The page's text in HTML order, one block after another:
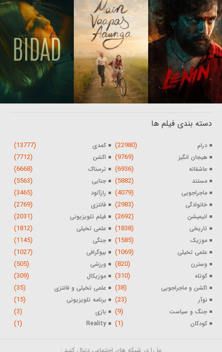
دسته بندی فیلم ها
درام (22980) کمدی (13777)
هیجان انگیز (9769) اکشن (7712)
عاشقانه (6936) ترسناک (6668)
مستند (5882) جنایی (5563)
ماجراجویی (4079) رازآلود (3465)
خانوادگی (2983) فانتزی (2769)
انیمیشن (2692) فیلم تلویزیونی (2031)
تاریخی (1838) علمی تخیلی (1812)
موزیک (1585) جنگی (1145)
علمی تخیلی (1069) بیوگرافی (1027)
وسترن (820) ورزشی (505)
کوتاه (310) موزیکال (309)
اکشن و ماجراجویی (38) علمی تخیلی و فانتزی (35)
نوآر (23) برنامه تلویزیونی (15)
جنگ و سیاست (9) بازی (3)
کودکان (1)
Reality
(1)